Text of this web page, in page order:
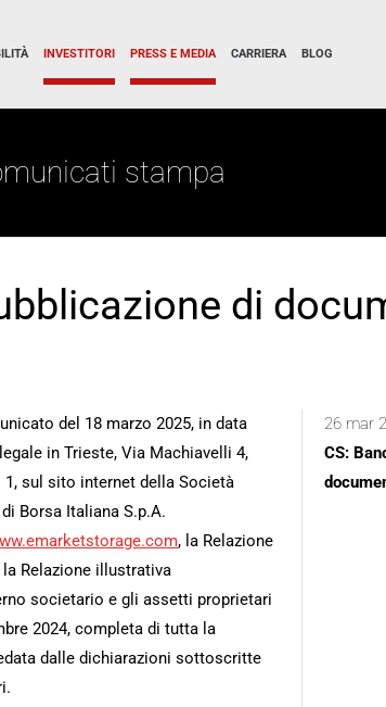
INVESTITORI PRESS E MEDIA CARRIERA BLOG
stampa
di
del 18 marzo 2025, in data
in Trieste, Via Machiavelli 4,
sul sito internet della Società
Borsa Italiana S.p.A.
, la Relazione
Relazione illustrativa
societario e gli assetti proprietari
2024, completa di tutta la
dalle dichiarazioni sottoscritte
26 mar
CS: